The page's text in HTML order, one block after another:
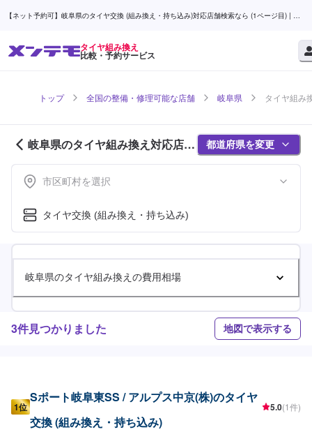
【ネット予約可】岐阜県のタイヤ交換 (組み換え・持ち込み)対応店舗検索なら (1ページ目) | メ
タイヤ組み換え
比較・予約サービス
トップ 全国の整備・修理可能な店舗 岐阜県 タイヤ組み
岐阜県のタイヤ組み換え対応店舗
紹介 (1ページ目)
都道府県を変更
市区町村を選択
タイヤ交換 (組み換え・持ち込み)
岐阜県のタイヤ組み換えの費用相場
3件見つかりました 地図で表示する
1位
Sポート岐阜東SS / アルプス中京(株)のタイヤ
交換 (組み換え・持ち込み)
5.0(1件)